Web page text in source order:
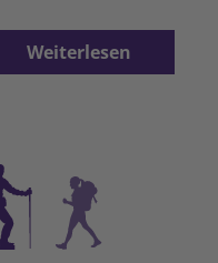
Weiterlesen